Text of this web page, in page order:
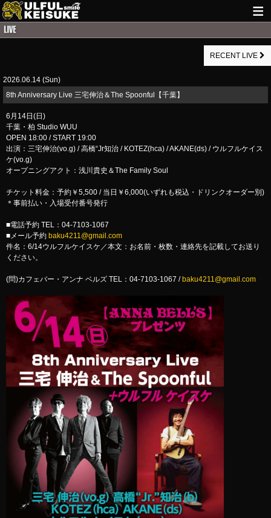
GUITAR WORKS
MAIL
RECENT LIVE
2026.06.14 (Sun)
8th Anniversary Live 三宅伸治＆The Spoonful【千葉】
6月14日(日)
千葉・柏 Studio WUU
OPEN 18:00 / START 19:00
出演：三宅伸治(vo.g) / 高橋“Jr知治 / KOTEZ(hca) / AKANE(ds) / ウルフルケイス
ケ(vo.g)
オープニングアクト：浅川貴史＆The Family Soul
チケット料金：予約￥5,500 / 当日￥6,000(いずれも税込・ドリンクオーダー別)
＊事前払い・入場受付番号発行
■電話予約 TEL：04-7103-1067
■メール予約 baku4211@gmail.com
件名：6/14ウルフルケイスケ／本文：お名前・枚数・連絡先を記載してお送り
ください。
(問)カフェバー・アンナ ベルズ TEL：04-7103-1067 / baku4211@gmail.com